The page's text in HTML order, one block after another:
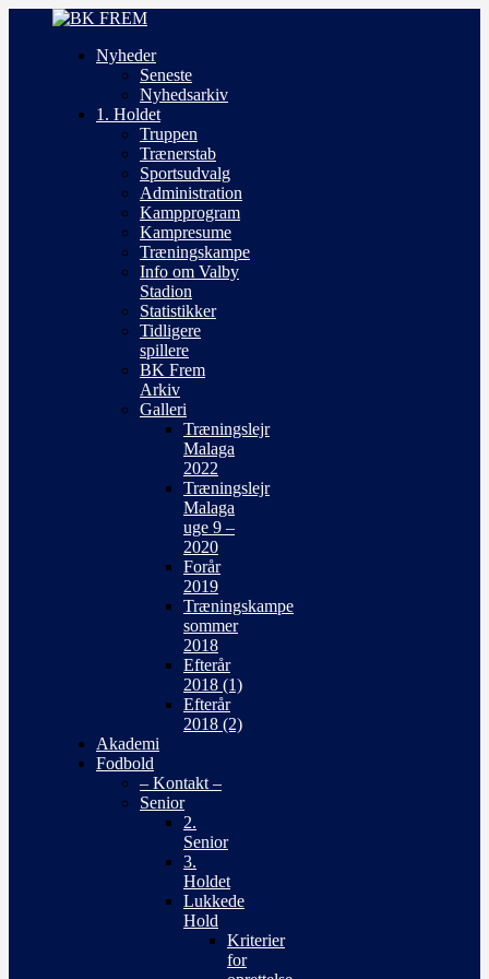
Nyheder
Seneste
Nyhedsarkiv
1. Holdet
Truppen
Trænerstab
Sportsudvalg
Administration
Kampprogram
Kampresume
Træningskampe
Info om Valby
Stadion
Statistikker
Tidligere
spillere
BK Frem
Arkiv
Galleri
Træningslejr
Malaga
2022
Træningslejr
Malaga
uge 9 –
2020
Forår
2019
Træningskampe
sommer
2018
Efterår
2018 (1)
Efterår
2018 (2)
Akademi
Fodbold
– Kontakt –
Senior
2.
Senior
3.
Holdet
Lukkede
Hold
Kriterier
for